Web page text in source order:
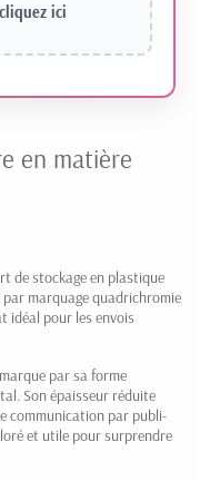
cliquez ici
en matière
de stockage en plastique
marquage quadrichromie
idéal pour les envois
par sa forme
Son épaisseur réduite
communication par publi-
et utile pour surprendre